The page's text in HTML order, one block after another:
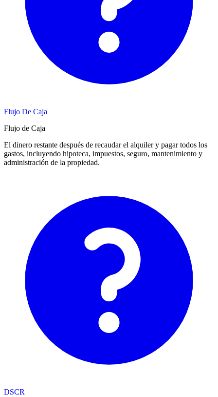
Flujo De Caja
Flujo de Caja
El dinero restante después de recaudar el alquiler y pagar todos los
gastos, incluyendo hipoteca, impuestos, seguro, mantenimiento y
administración de la propiedad.
DSCR